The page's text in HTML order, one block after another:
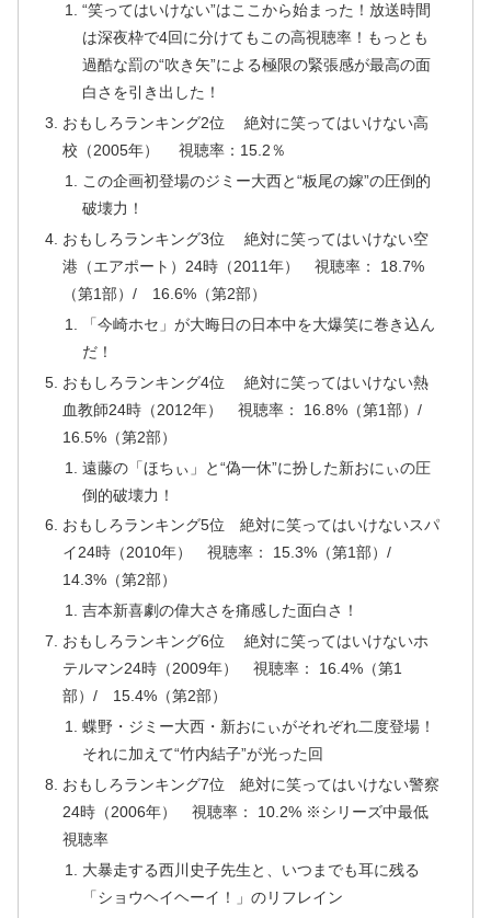
“笑ってはいけない”はここから始まった！放送時間
は深夜枠で4回に分けてもこの高視聴率！もっとも
過酷な罰の“吹き矢”による極限の緊張感が最高の面
白さを引き出した！
おもしろランキング2位 絶対に笑ってはいけない高
校（2005年） 視聴率：15.2％
この企画初登場のジミー大西と“板尾の嫁”の圧倒的
破壊力！
おもしろランキング3位 絶対に笑ってはいけない空
港（エアポート）24時（2011年） 視聴率： 18.7%
（第1部）/ 16.6%（第2部）
「今崎ホセ」が大晦日の日本中を大爆笑に巻き込ん
だ！
おもしろランキング4位 絶対に笑ってはいけない熱
血教師24時（2012年） 視聴率： 16.8%（第1部）/
16.5%（第2部）
遠藤の「ほちぃ」と“偽一休”に扮した新おにぃの圧
倒的破壊力！
おもしろランキング5位 絶対に笑ってはいけないスパ
イ24時（2010年） 視聴率： 15.3%（第1部）/
14.3%（第2部）
吉本新喜劇の偉大さを痛感した面白さ！
おもしろランキング6位 絶対に笑ってはいけないホ
テルマン24時（2009年） 視聴率： 16.4%（第1
部）/ 15.4%（第2部）
蝶野・ジミー大西・新おにぃがそれぞれ二度登場！
それに加えて“竹内結子”が光った回
おもしろランキング7位 絶対に笑ってはいけない警察
24時（2006年） 視聴率： 10.2% ※シリーズ中最低
視聴率
大暴走する西川史子先生と、いつまでも耳に残る
「ショウヘイヘーイ！」のリフレイン